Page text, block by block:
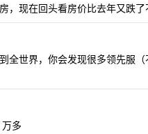
，现在回头看房价比去年又跌
全世界，你会发现很多领先服
多